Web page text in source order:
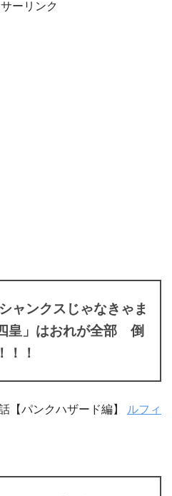
ーリンク
ャンクスじゃなきゃま
皇」はおれが全部 倒
！！
【パンクハザード編】 ルフィ